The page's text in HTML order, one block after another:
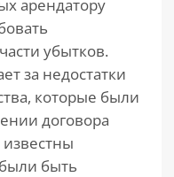
арендатору
убытков.
за недостатки
которые были
договора
быть